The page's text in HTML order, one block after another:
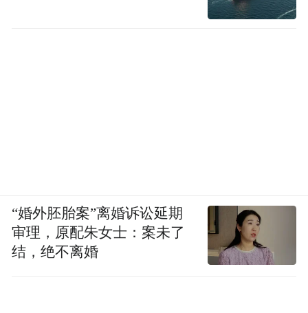
“婚外胚胎案”离婚诉讼延期
审理，原配朱女士：案未了
结，绝不离婚